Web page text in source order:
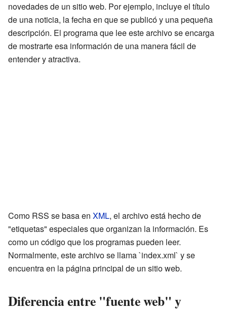
novedades de un sitio web. Por ejemplo, incluye el título
de una noticia, la fecha en que se publicó y una pequeña
descripción. El programa que lee este archivo se encarga
de mostrarte esa información de una manera fácil de
entender y atractiva.
Como RSS se basa en XML, el archivo está hecho de
"etiquetas" especiales que organizan la información. Es
como un código que los programas pueden leer.
Normalmente, este archivo se llama `index.xml` y se
encuentra en la página principal de un sitio web.
Diferencia entre "fuente web" y